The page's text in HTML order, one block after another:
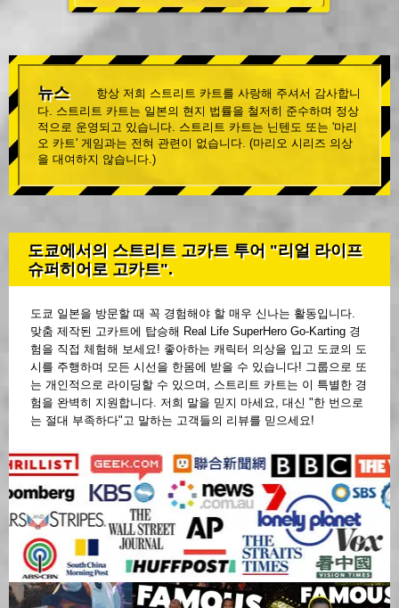
뉴스
항상 저희 스트리트 카트를 사랑해 주셔서 감사합니
다. 스트리트 카트는 일본의 현지 법률을 철저히 준수하며 정상
적으로 운영되고 있습니다. 스트리트 카트는 닌텐도 또는 '마리
오 카트' 게임과는 전혀 관련이 없습니다. (마리오 시리즈 의상
을 대여하지 않습니다.)
도쿄에서의 스트리트 고카트 투어 "리얼 라이프
슈퍼히어로 고카트".
도쿄 일본을 방문할 때 꼭 경험해야 할 매우 신나는 활동입니다.
맞춤 제작된 고카트에 탑승해 Real Life SuperHero Go-Karting 경
험을 직접 체험해 보세요! 좋아하는 캐릭터 의상을 입고 도쿄의 도
시를 주행하며 모든 시선을 한몸에 받을 수 있습니다! 그룹으로 또
는 개인적으로 라이딩할 수 있으며, 스트리트 카트는 이 특별한 경
험을 완벽히 지원합니다. 저희 말을 믿지 마세요, 대신 "한 번으로
는 절대 부족하다"고 말하는 고객들의 리뷰를 믿으세요!